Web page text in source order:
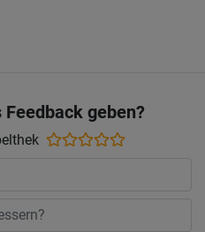
geben?